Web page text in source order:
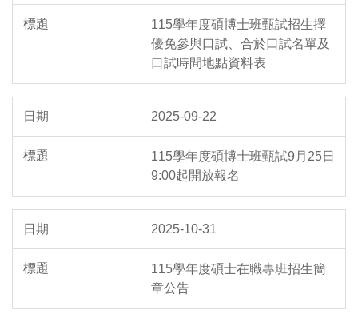
115學年度碩博士班甄試招生擇
優免參與口試、合於口試名單及
口試時間地點資料表
2025-09-22
115學年度碩博士班甄試9月25日
9:00起開放報名
2025-10-31
115學年度碩士在職專班招生簡
章公告